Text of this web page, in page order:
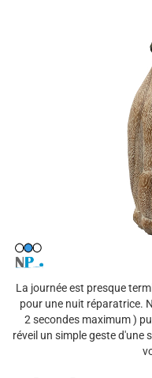
La journée est presque
pour une nuit réparatrice.
2 secondes maximum )
réveil un simple geste d'une